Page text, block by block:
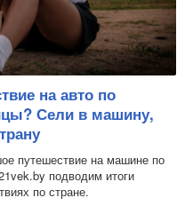
на авто по
Сели в машину,
путешествие на машине по
подводим итоги
по стране.